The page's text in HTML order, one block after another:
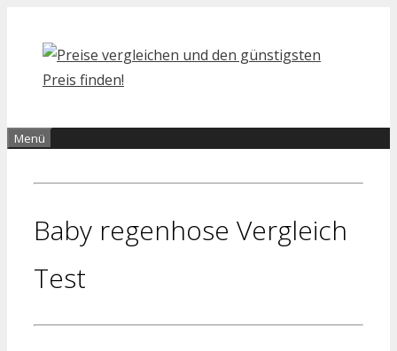
Inhalt
springen
Menü
Baby regenhose Vergleich
Test